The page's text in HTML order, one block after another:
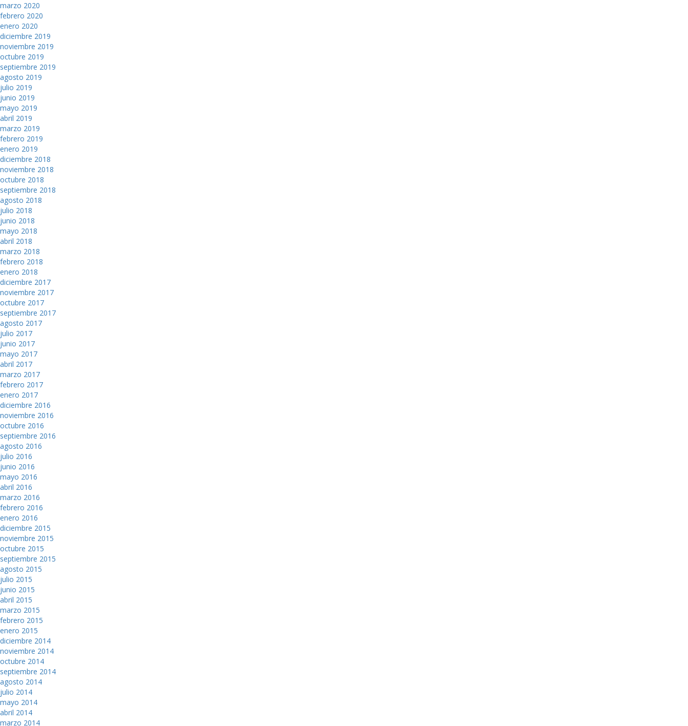
marzo 2020
febrero 2020
enero 2020
diciembre 2019
noviembre 2019
octubre 2019
septiembre 2019
agosto 2019
julio 2019
junio 2019
mayo 2019
abril 2019
marzo 2019
febrero 2019
enero 2019
diciembre 2018
noviembre 2018
octubre 2018
septiembre 2018
agosto 2018
julio 2018
junio 2018
mayo 2018
abril 2018
marzo 2018
febrero 2018
enero 2018
diciembre 2017
noviembre 2017
octubre 2017
septiembre 2017
agosto 2017
julio 2017
junio 2017
mayo 2017
abril 2017
marzo 2017
febrero 2017
enero 2017
diciembre 2016
noviembre 2016
octubre 2016
septiembre 2016
agosto 2016
julio 2016
junio 2016
mayo 2016
abril 2016
marzo 2016
febrero 2016
enero 2016
diciembre 2015
noviembre 2015
octubre 2015
septiembre 2015
agosto 2015
julio 2015
junio 2015
abril 2015
marzo 2015
febrero 2015
enero 2015
diciembre 2014
noviembre 2014
octubre 2014
septiembre 2014
agosto 2014
julio 2014
mayo 2014
abril 2014
marzo 2014